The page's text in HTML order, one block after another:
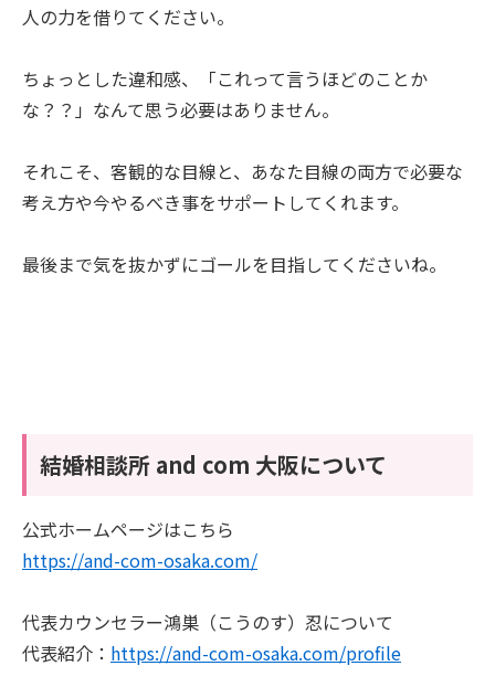
人の力を借りてください。
ちょっとした違和感、「これって言うほどのことか
な？？」なんて思う必要はありません。
それこそ、客観的な目線と、あなた目線の両方で必要な
考え方や今やるべき事をサポートしてくれます。
最後まで気を抜かずにゴールを目指してくださいね。
結婚相談所 and com 大阪について
公式ホームページはこちら
https://and-com-osaka.com/
代表カウンセラー鴻巣（こうのす）忍について
代表紹介： https://and-com-osaka.com/profile